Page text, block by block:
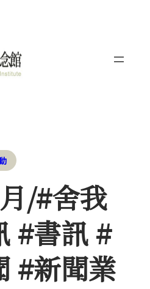
/#舍我
#書訊 #
#新聞業